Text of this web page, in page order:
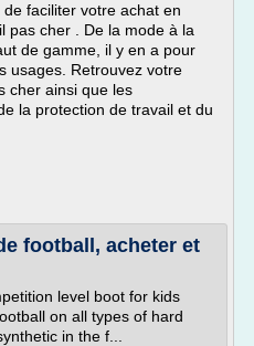
faciliter votre achat en
pas cher . De la mode à la
de gamme, il y en a pour
usages. Retrouvez votre
cher ainsi que les
la protection de travail et du
football, acheter et
level boot for kids
on all types of hard
in the f...